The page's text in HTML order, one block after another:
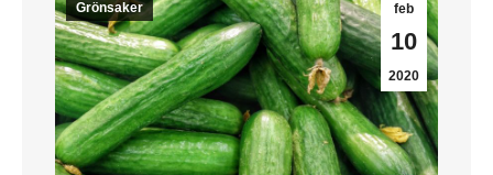
feb
10
2020
Grönsaker